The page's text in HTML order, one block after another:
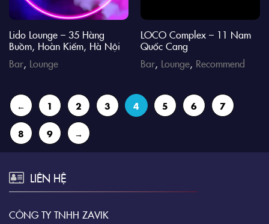
Lido Lounge – 35 Hàng
Buồm, Hoàn Kiếm, Hà Nội
Bar, Lounge
LOCO Complex – 11 Nam
Quốc Cang
Bar, Lounge, Recommend
← 1 2 3 4 5 6 7
8 9 →
LIÊN HỆ
CÔNG TY TNHH ZAVIK